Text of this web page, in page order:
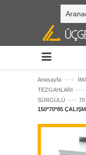
Anasayfa —›
TEZGAHLARI —›
SÜRGÜLÜ —› 70
150*70*85